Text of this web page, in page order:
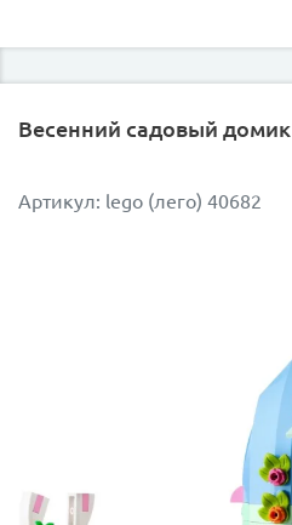
Весенний садовый домик
Артикул: lego (лего) 40682